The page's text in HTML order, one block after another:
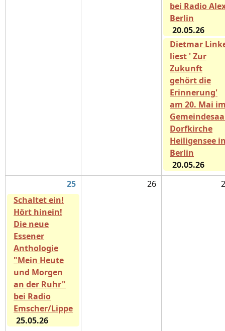
bei Radio
Berlin
20.05.26
Dietmar
liest ' Zur
Zukunft
gehört die
Erinnerung'
am 20. Mai
Dorfkirche
Heiligensee
Berlin
20.05.26
25
26
Schaltet ein!
Hört hinein!
Die neue
Essener
Anthologie
"Mein Heute
und Morgen
an der Ruhr"
bei Radio
Emscher/Lippe
25.05.26